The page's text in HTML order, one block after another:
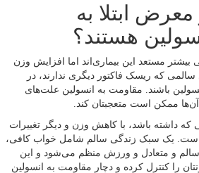
ابتلا به
هستند؟
بیشتر مستعد این بیماری‌اند اما افزایش وزن
که ریسک فاکتور دیگری ندارند، در
باشند. مقاومت به انسولین علت‌های
ممکن است متعجبتان کند.
که داشته باشد، با کاهش وزن و دیگر تغییرات
است. یک سبک زندگی سالم شامل خواب کافی،
و متعادل و ورزش منظم می‌شود و این
را کنترل کرده و دچار مقاومت به انسولین